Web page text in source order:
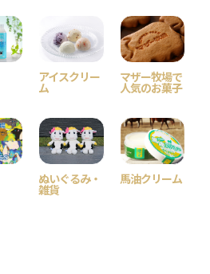
アイスクリー
ム
マザー牧場で
人気のお菓子
ぬいぐるみ・
雑貨
馬油クリーム